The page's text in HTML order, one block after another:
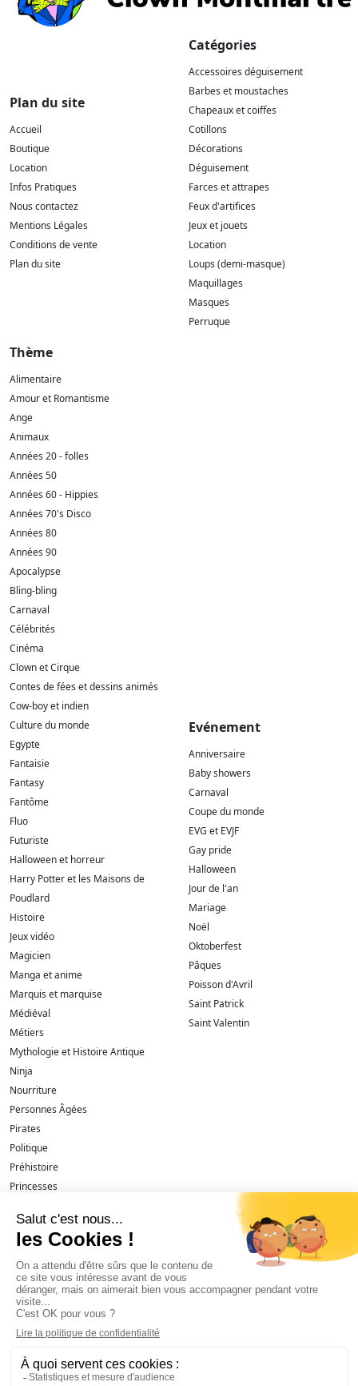
Plan du site
Accueil
Boutique
Location
Infos Pratiques
Nous contactez
Mentions Légales
Conditions de vente
Plan du site
Catégories
Accessoires déguisement
Barbes et moustaches
Chapeaux et coiffes
Cotillons
Décorations
Déguisement
Farces et attrapes
Feux d'artifices
Jeux et jouets
Location
Loups (demi-masque)
Maquillages
Masques
Perruque
Thème
Alimentaire
Amour et Romantisme
Ange
Animaux
Années 20 - folles
Années 50
Années 60 - Hippies
Années 70's Disco
Années 80
Années 90
Apocalypse
Bling-bling
Carnaval
Célébrités
Cinéma
Clown et Cirque
Contes de fées et dessins animés
Cow-boy et indien
Culture du monde
Egypte
Fantaisie
Fantasy
Fantôme
Fluo
Futuriste
Halloween et horreur
Harry Potter et les Maisons de
Poudlard
Histoire
Jeux vidéo
Magicien
Manga et anime
Marquis et marquise
Médiéval
Métiers
Mythologie et Histoire Antique
Ninja
Nourriture
Personnes Âgées
Pirates
Politique
Préhistoire
Princesses
Renaissance et Baroque
Roi
Romains et Grecques
Science-fiction et futuriste
Séries TV
Sexy
Sport et supporter
Steampunk
Super-héros
Evénement
Anniversaire
Baby showers
Carnaval
Coupe du monde
EVG et EVJF
Gay pride
Halloween
Jour de l'an
Mariage
Noël
Oktoberfest
Pâques
Poisson d'Avril
Saint Patrick
Saint Valentin